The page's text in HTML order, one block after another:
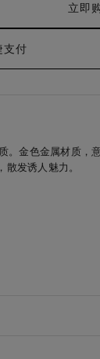
立即
支付
。金色金属材质，
发诱人魅力。